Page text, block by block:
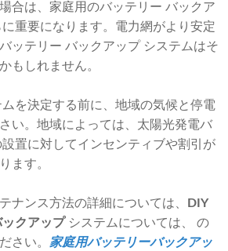
合は、家庭用のバッテリー バックア
重要になります。電力網がより安定
ッテリー バックアップ システムはそ
もしれません。
を決定する前に、地域の気候と停電
い。地域によっては、太陽光発電バ
置に対してインセンティブや割引が
ます。
ナンス方法の詳細については、
DIY
クアップシステムについては、 の
さい。 家庭用バッテリーバックアッ